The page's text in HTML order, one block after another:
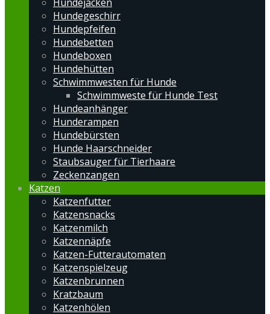
Hundegeschirr
Hundepfeifen
Hundebetten
Hundeboxen
Hundehütten
Schwimmwesten für Hunde
Schwimmweste für Hunde Test
Hundeanhänger
Hunderampen
Hundebürsten
Hunde Haarschneider
Staubsauger für Tierhaare
Zeckenzangen
Katzen
Katzenfutter
Katzensnacks
Katzenmilch
Katzennäpfe
Katzen-Futterautomaten
Katzenspielzeug
Katzenbrunnen
Kratzbaum
Katzenhölen